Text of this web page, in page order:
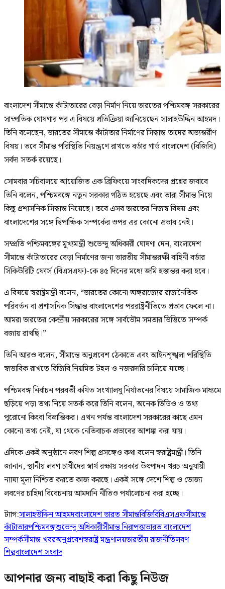
বাংলাদেশ সীমান্তে কাঁটাতারের বেড়া নির্মাণ নিয়ে ভারতের পশ্চিমবঙ্গ সরকারের
সাম্প্রতিক ঘোষণার পর এ বিষয়ে প্রতিক্রিয়া জানিয়েছেন সালাহউদ্দিন আহমদ।
তিনি বলেছেন, ভারতের সীমান্তে কাঁটাতার নির্মাণের সিদ্ধান্ত তাদের অভ্যন্তরীণ
বিষয়। তবে সীমান্ত পরিস্থিতি নিয়ন্ত্রণে রাখতে বর্ডার গার্ড বাংলাদেশ (বিজিবি)
সর্বদা সতর্ক রয়েছে।
সোমবার সচিবালয়ে আয়োজিত এক ব্রিফিংয়ে সাংবাদিকদের প্রশ্নের জবাবে
তিনি বলেন, পশ্চিমবঙ্গে নতুন সরকার গঠিত হয়েছে এবং তারা সীমান্ত নিয়ে
কিছু প্রশাসনিক সিদ্ধান্ত নিয়েছে। তবে এসব ভারতের নিজস্ব বিষয় এবং
বাংলাদেশের সঙ্গে দ্বিপাক্ষিক সম্পর্কের ওপর এর কোনো প্রভাব নেই।
সম্প্রতি পশ্চিমবঙ্গের মুখ্যমন্ত্রী শুভেন্দু অধিকারী ঘোষণা দেন, বাংলাদেশ
সীমান্তে কাঁটাতারের বেড়া নির্মাণের জন্য ভারতীয় সীমান্তরক্ষী বাহিনী বর্ডার
সিকিউরিটি ফোর্স (বিএসএফ)-কে ৪৫ দিনের মধ্যে জমি হস্তান্তর করা হবে।
এ বিষয়ে স্বরাষ্ট্রমন্ত্রী বলেন, “ভারতের কোনো অঙ্গরাজ্যের রাজনৈতিক
পরিবর্তন বা প্রশাসনিক সিদ্ধান্ত বাংলাদেশের পররাষ্ট্রনীতিতে প্রভাব ফেলে না।
আমরা ভারতের কেন্দ্রীয় সরকারের সঙ্গে সার্বভৌম সমতার ভিত্তিতে সম্পর্ক
বজায় রাখছি।”
তিনি আরও বলেন, সীমান্তে অনুপ্রবেশ ঠেকাতে এবং আইনশৃঙ্খলা পরিস্থিতি
স্বাভাবিক রাখতে বিজিবি নিয়মিত টহল ও নজরদারি চালিয়ে যাচ্ছে।
পশ্চিমবঙ্গ নির্বাচন পরবর্তী কথিত সংখ্যালঘু নির্যাতনের বিষয়ে সামাজিক মাধ্যমে
ছড়িয়ে পড়া তথ্য নিয়ে সতর্ক করে তিনি বলেন, অনেক ভিডিও ও তথ্য
পুরোনো কিংবা বিভ্রান্তিকর। এখন পর্যন্ত বাংলাদেশ সরকারের কাছে এমন
কোনো তথ্য নেই, যা থেকে নেতিবাচক প্রভাবের আশঙ্কা করা যায়।
এদিকে একই অনুষ্ঠানে লবণ শিল্প প্রসঙ্গেও কথা বলেন স্বরাষ্ট্রমন্ত্রী। তিনি
জানান, স্থানীয় লবণ চাষীদের স্বার্থ রক্ষায় সরকার উৎপাদন খরচ অনুযায়ী
ন্যায্য মূল্য নিশ্চিত করতে কাজ করছে। একই সঙ্গে দেশে শিল্প ও ভোজ্য
লবণের চাহিদা বিবেচনায় আমদানি নীতিও পর্যালোচনা করা হচ্ছে।
ট্যাগ:সালাহউদ্দিন আহমদবাংলাদেশ ভারত সীমান্তবিজিবিবিএসএফসীমান্তে
কাঁটাতারপশ্চিমবঙ্গশুভেন্দু অধিকারীসীমান্ত নিরাপত্তাভারত বাংলাদেশ
সম্পর্কসীমান্ত খবরঅনুপ্রবেশস্বরাষ্ট্র মন্ত্রণালয়ভারতীয় রাজনীতিলবণ
শিল্পবাংলাদেশ সংবাদ
আপনার জন্য বাছাই করা কিছু নিউজ